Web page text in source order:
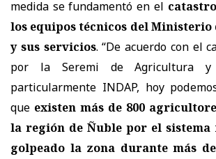
medida se fundamentó en el
los equipos técnicos del
y sus servicios. “De acuerdo con el
por la Seremi de Agricultura y
particularmente INDAP, hoy
que existen más de 800
la región de Ñuble por el
golpeado la zona durante más